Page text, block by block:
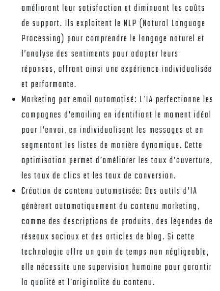
améliorant leur satisfaction et diminuant les coûts
de support. Ils exploitent le NLP (Natural Language
Processing) pour comprendre le langage naturel et
l’analyse des sentiments pour adapter leurs
réponses, offrant ainsi une expérience individualisée
et performante.
Marketing par email automatisé: L’IA perfectionne les
campagnes d’emailing en identifiant le moment idéal
pour l’envoi, en individualisant les messages et en
segmentant les listes de manière dynamique. Cette
optimisation permet d’améliorer les taux d’ouverture,
les taux de clics et les taux de conversion.
Création de contenu automatisée: Des outils d’IA
génèrent automatiquement du contenu marketing,
comme des descriptions de produits, des légendes de
réseaux sociaux et des articles de blog. Si cette
technologie offre un gain de temps non négligeable,
elle nécessite une supervision humaine pour garantir
la qualité et l’originalité du contenu.